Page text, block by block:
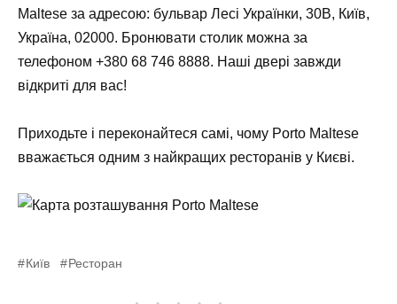
Maltese за адресою: бульвар Лесі Українки, 30В, Київ,
Україна, 02000. Бронювати столик можна за
телефоном +380 68 746 8888. Наші двері завжди
відкриті для вас!
Приходьте і переконайтеся самі, чому Porto Maltese
вважається одним з найкращих ресторанів у Києві.
Київ Ресторан